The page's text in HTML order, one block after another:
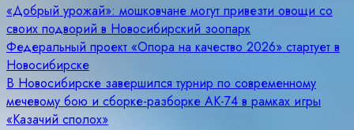
«Добрый урожай»: мошковчане могут привезти овощи со
своих подворий в Новосибирский зоопарк
Федеральный проект «Опора на качество 2026» стартует в
Новосибирске
В Новосибирске завершился турнир по современному
мечевому бою и сборке-разборке АК-74 в рамках игры
«Казачий сполох»